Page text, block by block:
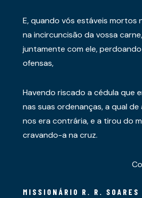
E, quando vós estáveis mortos
na incircuncisão da vossa
juntamente com ele,
ofensas,
Havendo riscado a cédula que
nas suas ordenanças, a qual de
nos era contrária, e a tirou do
cravando-a na cruz.
MISSIONÁRIO R. R. SOARES